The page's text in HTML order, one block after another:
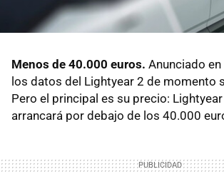
Menos de 40.000 euros. Anunciado en
los datos del Lightyear 2 de momento
Pero el principal es su precio:
arrancará por debajo de los 40.000